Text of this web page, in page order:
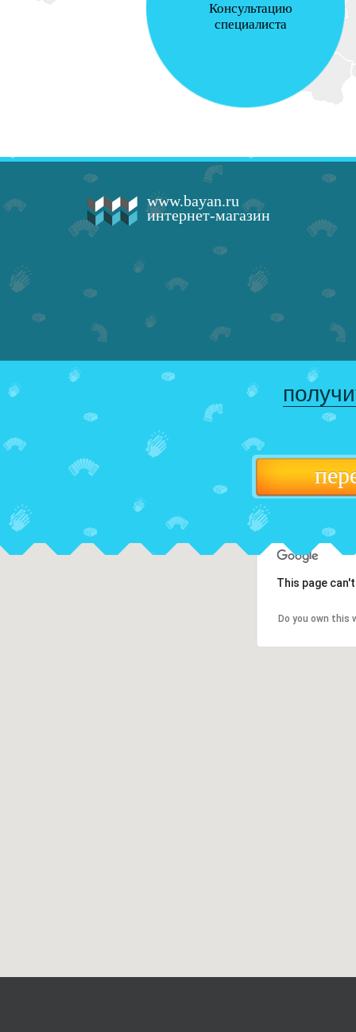
Консультацию
специалиста
www.bayan.ru
интернет-магазин
This page
Do you own this